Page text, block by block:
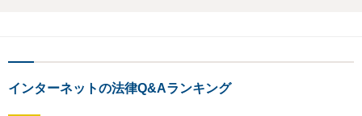
インターネットの法律Q&Aランキング